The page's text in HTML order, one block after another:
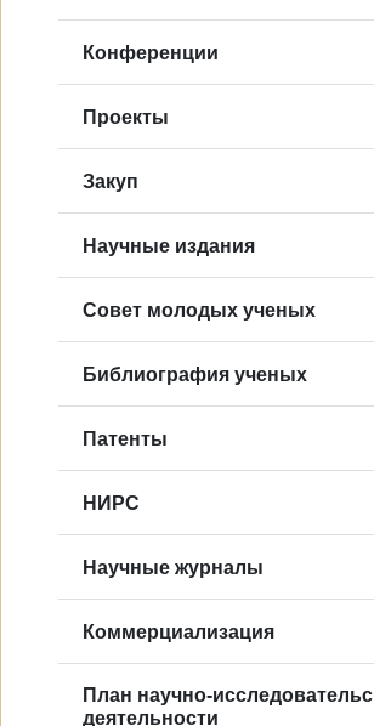
Конференции
Проекты
Закуп
Научные издания
Совет молодых ученых
Библиография ученых
Патенты
НИРС
Научные журналы
Коммерциализация
План научно-
деятельности